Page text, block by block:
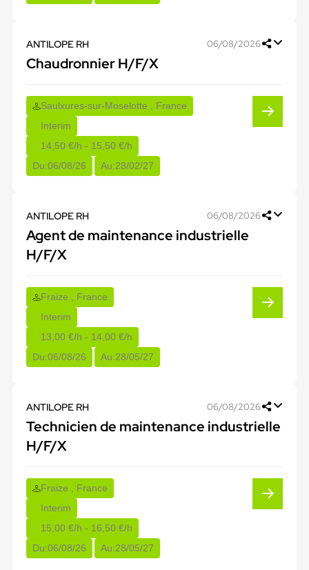
ANTILOPE RH 06/08/2026
Chaudronnier H/F/X
Saulxures-sur-Moselotte , France
Interim
14,50 €/h - 15,50 €/h
Du:06/08/26 Au:28/02/27
ANTILOPE RH 06/08/2026
Agent de maintenance industrielle
H/F/X
Fraize , France
Interim
13,00 €/h - 14,00 €/h
Du:06/08/26 Au:28/05/27
ANTILOPE RH 06/08/2026
Technicien de maintenance industrielle
H/F/X
Fraize , France
Interim
15,00 €/h - 16,50 €/h
Du:06/08/26 Au:28/05/27